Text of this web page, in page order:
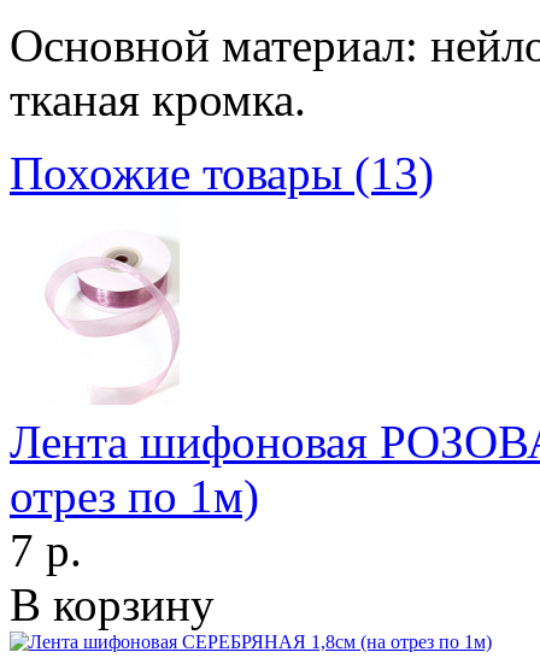
Основной материал:
тканая кромка.
Похожие товары (13)
Лента шифоновая
отрез по 1м)
7 р.
В корзину